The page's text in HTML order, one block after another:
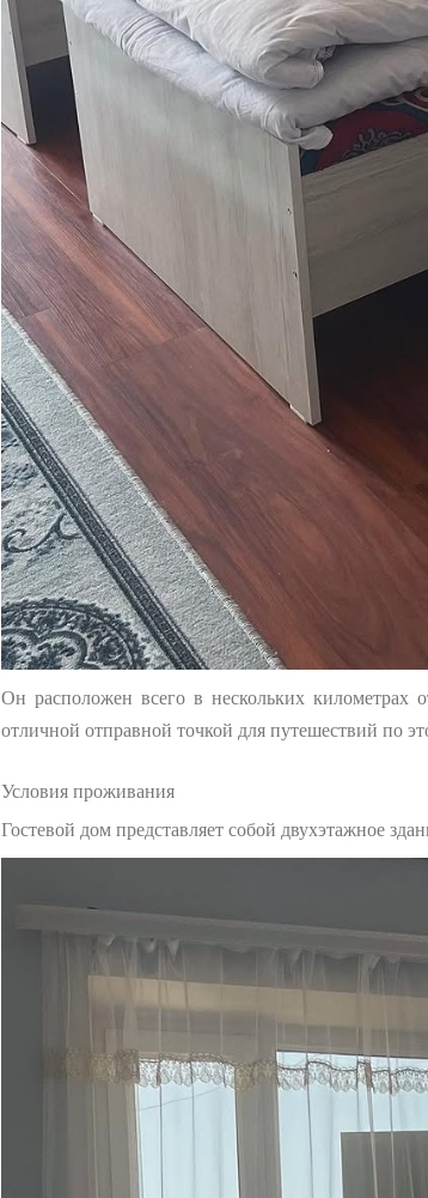
Он расположен всего в нескольких километрах
отличной отправной точкой для путешествий по
Условия проживания
Гостевой дом представляет собой двухэтажное